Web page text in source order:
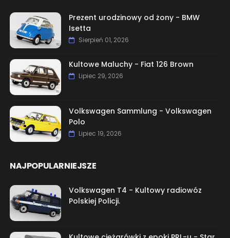
Prezent urodzinowy od żony - BMW
Isetta
Sierpień 01, 2026
Kultowe Maluchy - Fiat 126 Brown
Lipiec 29, 2026
Volkswagen Sammlung - Volkswagen
Polo
Lipiec 19, 2026
NAJPOPULARNIEJSZE
Volkswagen T4 - Kultowy radiowóz
Polskiej Policji.